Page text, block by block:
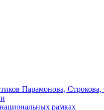
Парамонова, Строкова,
рамках